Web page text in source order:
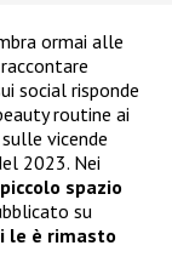
ormai alle
social risponde
routine ai
vicende
2023. Nei
spazio
su
le è rimasto